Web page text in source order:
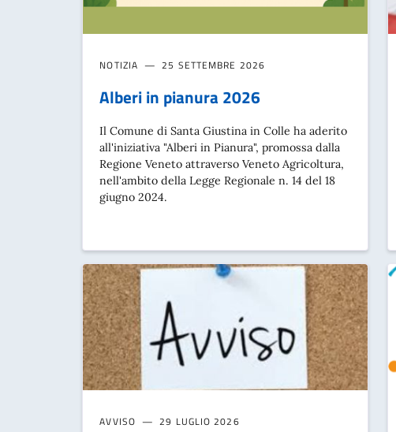
NOTIZIA 25 SETTEMBRE 2026
Alberi in pianura 2026
Il Comune di Santa Giustina in Colle ha aderito
all'iniziativa "Alberi in Pianura", promossa dalla
Regione Veneto attraverso Veneto Agricoltura,
nell'ambito della Legge Regionale n. 14 del 18
giugno 2024.
AVVISO 29 LUGLIO 2026